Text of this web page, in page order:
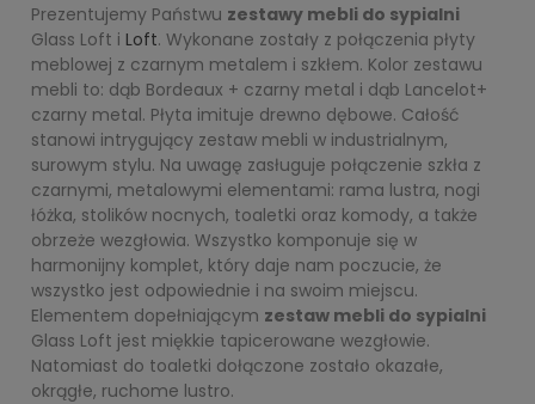
Prezentujemy Państwu zestawy mebli do sypialni
Glass Loft i Loft. Wykonane zostały z połączenia płyty
meblowej z czarnym metalem i szkłem. Kolor zestawu
mebli to: dąb Bordeaux + czarny metal i dąb Lancelot+
czarny metal. Płyta imituje drewno dębowe. Całość
stanowi intrygujący zestaw mebli w industrialnym,
surowym stylu. Na uwagę zasługuje połączenie szkła z
czarnymi, metalowymi elementami: rama lustra, nogi
łóżka, stolików nocnych, toaletki oraz komody, a także
obrzeże wezgłowia. Wszystko komponuje się w
harmonijny komplet, który daje nam poczucie, że
wszystko jest odpowiednie i na swoim miejscu.
Elementem dopełniającym zestaw mebli do sypialni
Glass Loft jest miękkie tapicerowane wezgłowie.
Natomiast do toaletki dołączone zostało okazałe,
okrągłe, ruchome lustro.